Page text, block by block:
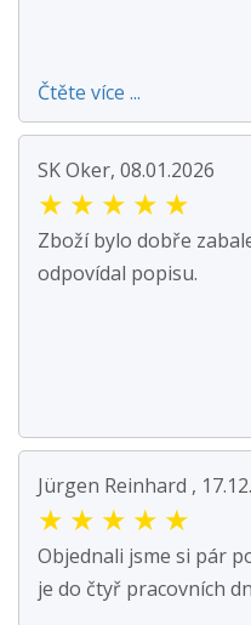
Čtěte více ...
SK Oker, 08.01.2026
★ ★ ★ ★ ★
Zboží bylo dobře
odpovídal popisu.
Jürgen Reinhard ,
★ ★ ★ ★ ★
Objednali jsme si pár
je do čtyř pracovních